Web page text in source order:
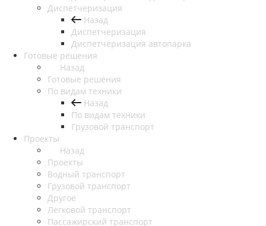
Диспетчеризация
Назад
Диспетчеризация
Диспетчеризация автопарка
Готовые решения
Назад
Готовые решения
По видам техники
Назад
По видам техники
Грузовой транспорт
Проекты
Назад
Проекты
Водный транспорт
Грузовой транспорт
Другое
Легковой транспорт
Пассажирский транспорт